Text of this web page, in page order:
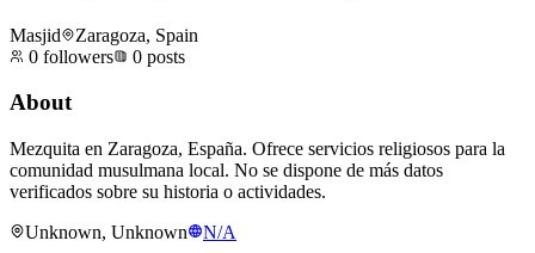
Masjid
Zaragoza, Spain
0 followers 0 posts
About
Mezquita en Zaragoza, España. Ofrece servicios religiosos para la
comunidad musulmana local. No se dispone de más datos
verificados sobre su historia o actividades.
Unknown, Unknown
N/A